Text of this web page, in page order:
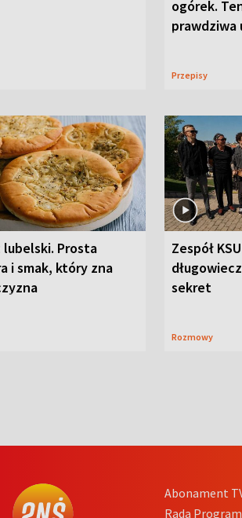
ogórek.
prawdziwa
Przepisy
lubelski. Prosta
i smak, który zna
Zespół
sekret
Rozmowy
Abonament
Rada